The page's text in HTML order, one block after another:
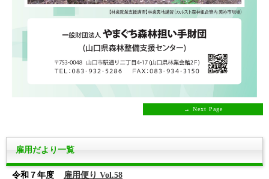
→ Next Page
雇用だより一覧
令和７年度 雇用便り Vol.58